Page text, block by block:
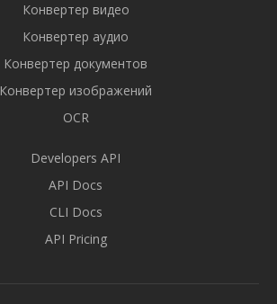
Конвертер видео
Конвертер аудио
Конвертер документов
Конвертер изображений
OCR
Developers API
API Docs
CLI Docs
API Pricing